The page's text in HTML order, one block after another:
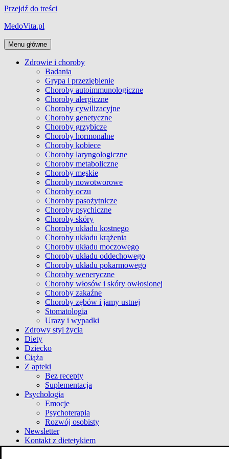
Przejdź do treści
MedoVita.pl
Menu główne
Zdrowie i choroby
Badania
Grypa i przeziębienie
Choroby autoimmunologiczne
Choroby alergiczne
Choroby cywilizacyjne
Choroby genetyczne
Choroby grzybicze
Choroby hormonalne
Choroby kobiece
Choroby laryngologiczne
Choroby metaboliczne
Choroby męskie
Choroby nowotworowe
Choroby oczu
Choroby pasożytnicze
Choroby psychiczne
Choroby skóry
Choroby układu kostnego
Choroby układu krążenia
Choroby układu moczowego
Choroby układu oddechowego
Choroby układu pokarmowego
Choroby weneryczne
Choroby włosów i skóry owłosionej
Choroby zakaźne
Choroby zębów i jamy ustnej
Stomatologia
Urazy i wypadki
Zdrowy styl życia
Diety
Dziecko
Ciąża
Z apteki
Bez recepty
Suplementacja
Psychologia
Emocje
Psychoterapia
Rozwój osobisty
Newsletter
Kontakt z dietetykiem